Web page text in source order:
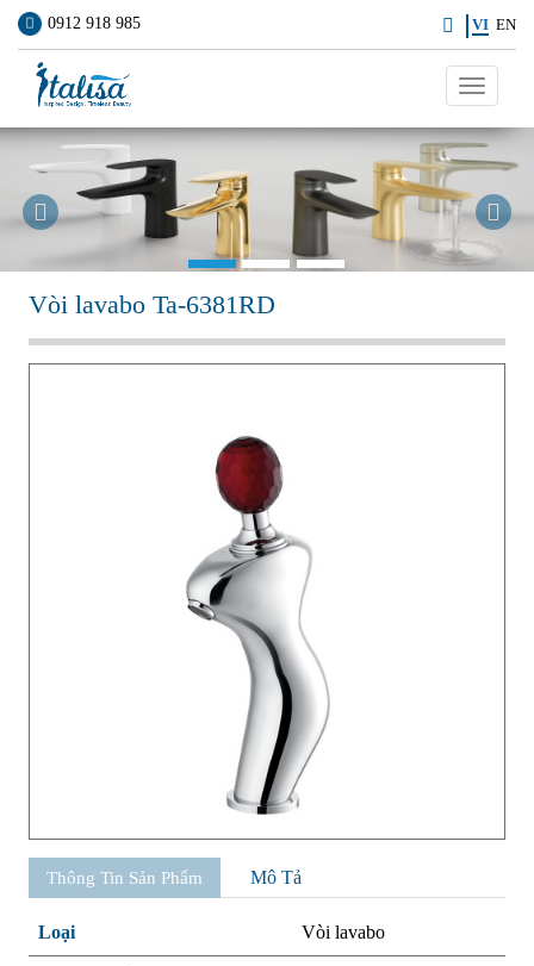
0912 918 985 VI EN
Toggle
Previous
Vòi lavabo Ta-6381RD
Thông Tin Sản Phẩm Mô Tả
Loại Vòi lavabo